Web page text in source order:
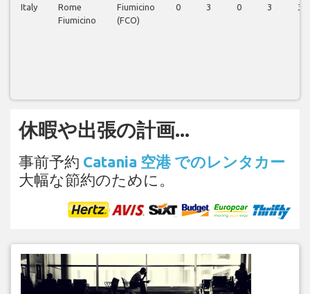
Italy
Rome
Fiumicino
Fiumicino
(FCO)
0 3 0 3 3
休暇や出張の計画...
事前予約 Catania 空港 でのレンタカー
大幅な節約のために。